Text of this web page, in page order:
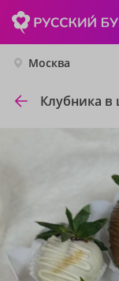
Москва
Клубника